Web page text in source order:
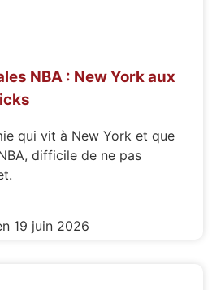
NBA : New York aux
qui vit à New York et que
difficile de ne pas
19 juin 2026